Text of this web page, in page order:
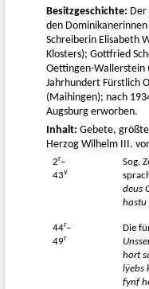
Besitzgeschichte: Der
den
Schreiberin Elisabeth
Klosters); Gottfried
Oettingen-Wallerstein
Jahrhundert Fürstlich
(Maihingen); nach
Augsburg erworben.
Inhalt: Gebete,
Herzog Wilhelm III.
2r–
43v
Sog.
deus
hastu
44r–
49r
Die
hort
lÿebs
fynf